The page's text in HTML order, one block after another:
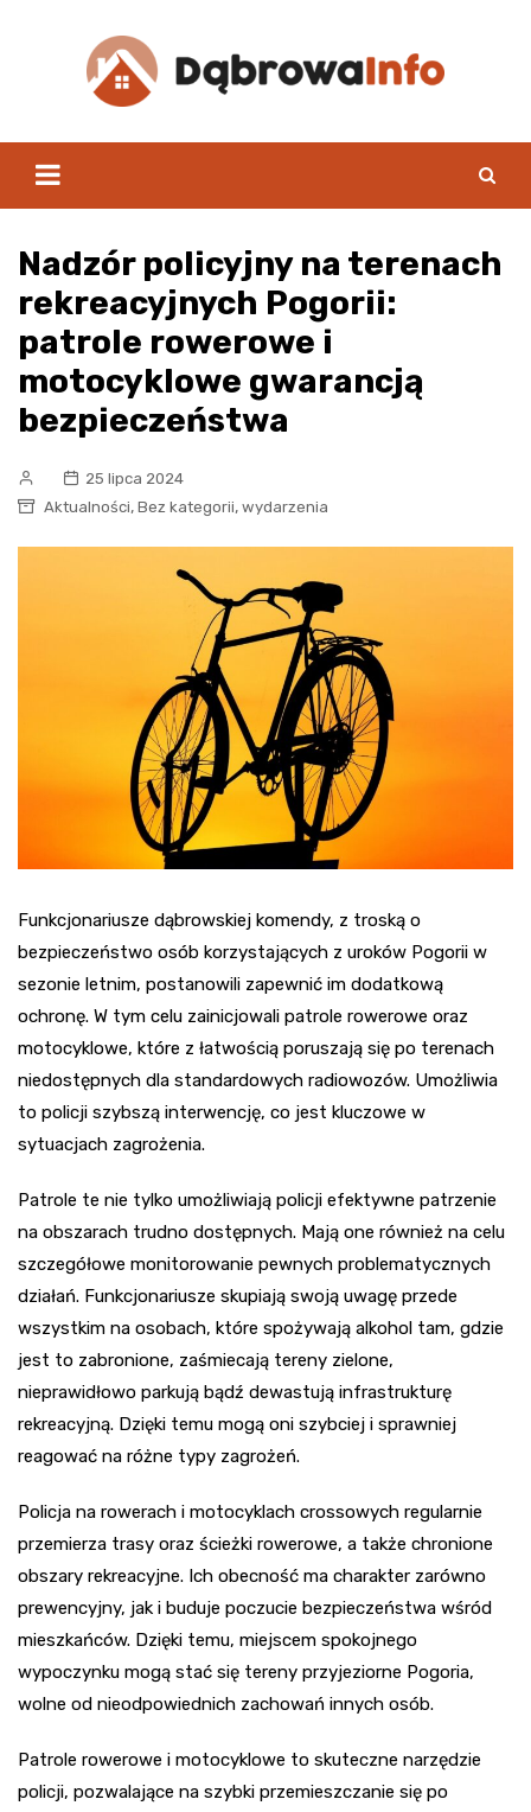
Nadzór policyjny na terenach
rekreacyjnych Pogorii:
patrole rowerowe i
motocyklowe gwarancją
bezpieczeństwa
25 lipca 2024
Aktualności, Bez kategorii, wydarzenia
Funkcjonariusze dąbrowskiej komendy, z troską o
bezpieczeństwo osób korzystających z uroków Pogorii w
sezonie letnim, postanowili zapewnić im dodatkową
ochronę. W tym celu zainicjowali patrole rowerowe oraz
motocyklowe, które z łatwością poruszają się po terenach
niedostępnych dla standardowych radiowozów. Umożliwia
to policji szybszą interwencję, co jest kluczowe w
sytuacjach zagrożenia.
Patrole te nie tylko umożliwiają policji efektywne patrzenie
na obszarach trudno dostępnych. Mają one również na celu
szczegółowe monitorowanie pewnych problematycznych
działań. Funkcjonariusze skupiają swoją uwagę przede
wszystkim na osobach, które spożywają alkohol tam, gdzie
jest to zabronione, zaśmiecają tereny zielone,
nieprawidłowo parkują bądź dewastują infrastrukturę
rekreacyjną. Dzięki temu mogą oni szybciej i sprawniej
reagować na różne typy zagrożeń.
Policja na rowerach i motocyklach crossowych regularnie
przemierza trasy oraz ścieżki rowerowe, a także chronione
obszary rekreacyjne. Ich obecność ma charakter zarówno
prewencyjny, jak i buduje poczucie bezpieczeństwa wśród
mieszkańców. Dzięki temu, miejscem spokojnego
wypoczynku mogą stać się tereny przyjeziorne Pogoria,
wolne od nieodpowiednich zachowań innych osób.
Patrole rowerowe i motocyklowe to skuteczne narzędzie
policji, pozwalające na szybki przemieszczanie się po